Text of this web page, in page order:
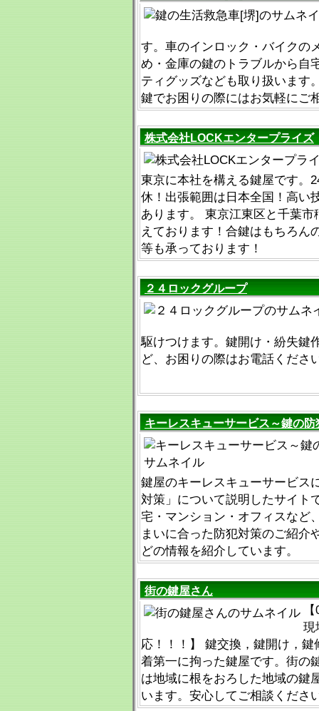
す。車のインロック・バイクの
め・金庫の鍵のトラブルから自
ティグッズなども取り扱います
鍵でお困りの際にはお気軽にご
株式会社LOCKエンタープライズ
東京に本社を構える鍵屋です。
休！出張範囲は日本全国！高い
あります。 東京江東区と千葉市
えております！合鍵はもちろん
等も承っております！
２４ロックグループ
駆けつけます。鍵開け・紛失鍵
ど、お困りの際はお電話くださ
キーレスキューサービス～鍵の防
鍵屋のキーレスキューサービス
対策」について説明したサイト
宅・マンション・オフィスなど
まいに合った防犯対策のご紹介
どの情報を紹介しています。
街の鍵屋さん
現
応！！！】 鍵交換，鍵開け，鍵
着第一に拘った鍵屋です。街の
は地域に根をおろした地域の鍵
います。安心してご相談くださ